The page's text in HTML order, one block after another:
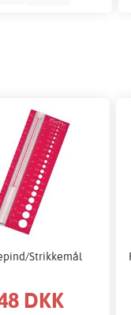
Strikkemål
DKK